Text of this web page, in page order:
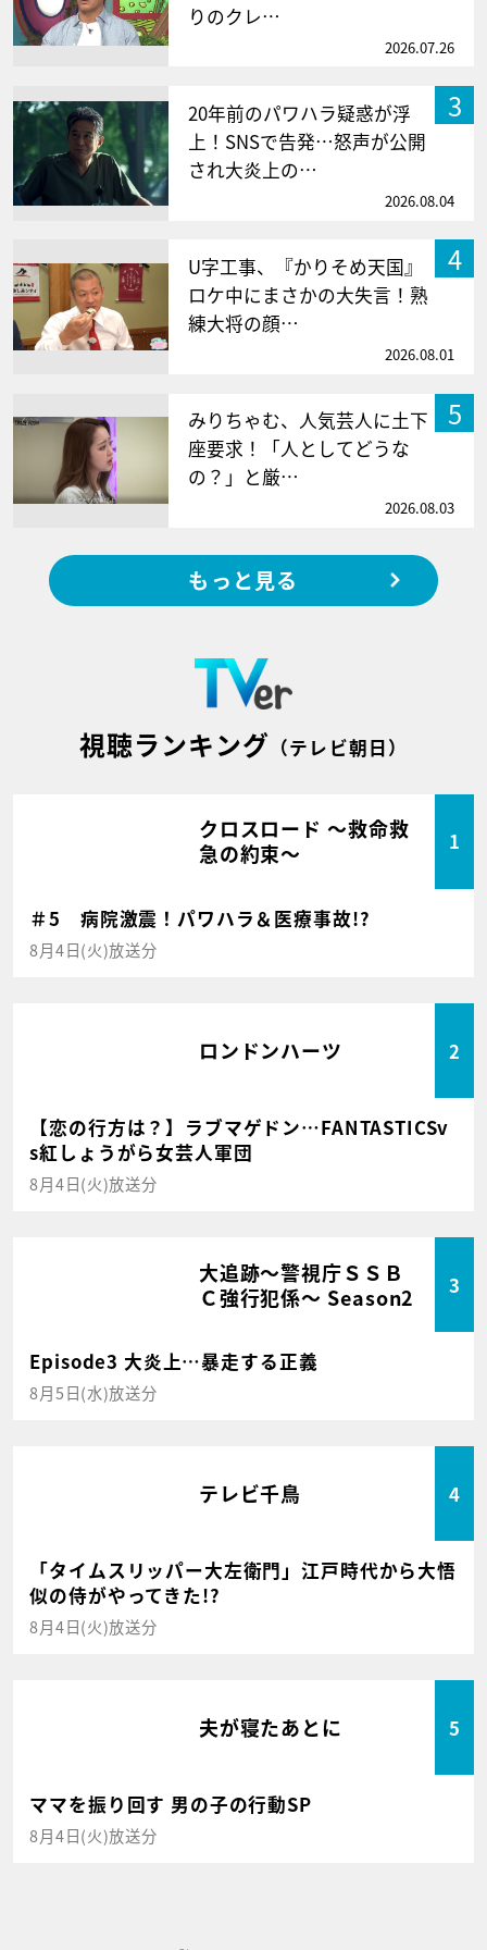
りのクレ…
2026.07.26
3
20年前のパワハラ疑惑が浮
上！SNSで告発…怒声が公開
され大炎上の…
2026.08.04
4
U字工事、『かりそめ天国』
ロケ中にまさかの大失言！熟
練大将の顔…
2026.08.01
5
みりちゃむ、人気芸人に土下
座要求！「人としてどうな
の？」と厳…
2026.08.03
もっと見る
視聴ランキング （テレビ朝日）
クロスロード ～救命救
急の約束～
1
＃5 病院激震！パワハラ＆医療事故!?
8月4日(火)放送分
ロンドンハーツ 2
【恋の行方は？】ラブマゲドン…FANTASTICSv
s紅しょうがら女芸人軍団
8月4日(火)放送分
大追跡～警視庁ＳＳＢ
Ｃ強行犯係～ Season2
3
Episode3 大炎上…暴走する正義
8月5日(水)放送分
テレビ千鳥 4
「タイムスリッパー大左衛門」江戸時代から大悟
似の侍がやってきた!?
8月4日(火)放送分
夫が寝たあとに 5
ママを振り回す 男の子の行動SP
8月4日(火)放送分